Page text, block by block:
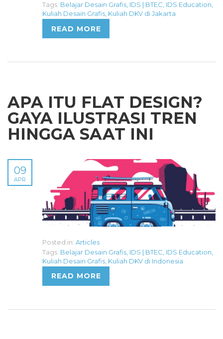
Tags: Belajar Desain Grafis IDS | BTEC IDS Education
Kuliah Desain Grafis Kuliah DKV di Jakarta
READ MORE
APA ITU FLAT DESIGN?
GAYA ILUSTRASI TREN
HINGGA SAAT INI
09
APR
Posted in: Articles
Tags: Belajar Desain Grafis IDS | BTEC IDS Education
Kuliah Desain Grafis Kuliah DKV di Indonesia
READ MORE